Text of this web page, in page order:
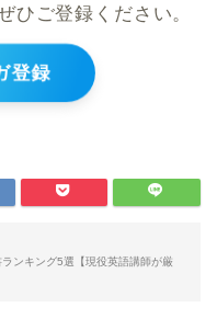
ひご登録ください。
登録
ンキング5選【現役英語講師が厳